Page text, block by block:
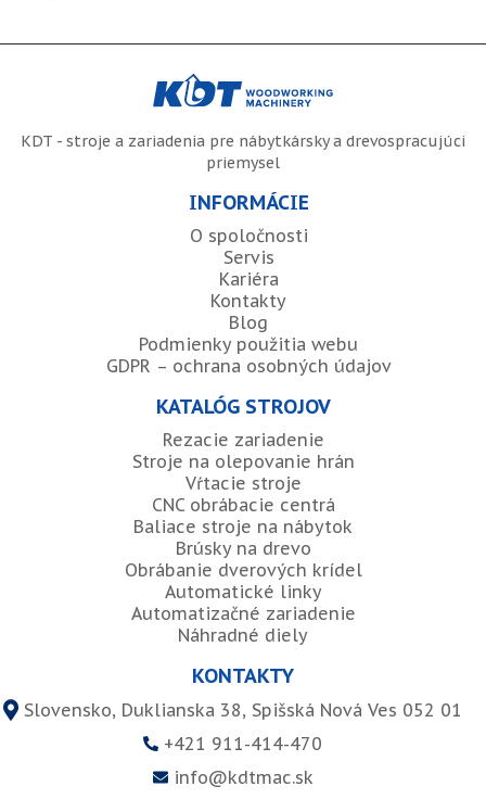
KDT - stroje a zariadenia pre nábytkársky a drevospracujúci
priemysel
INFORMÁCIE
O spoločnosti
Servis
Kariéra
Kontakty
Blog
Podmienky použitia webu
GDPR – ochrana osobných údajov
KATALÓG STROJOV
Rezacie zariadenie
Stroje na olepovanie hrán
Vŕtacie stroje
CNC obrábacie centrá
Baliace stroje na nábytok
Brúsky na drevo
Obrábanie dverových krídel
Automatické linky
Automatizačné zariadenie
Náhradné diely
KONTAKTY
Slovensko, Duklianska 38, Spišská Nová Ves 052 01
+421 911-414-470
info@kdtmac.sk